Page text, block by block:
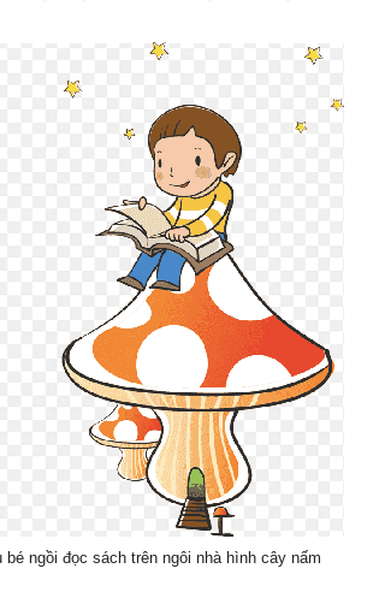
bé ngồi đọc sách trên ngôi nhà hình cây nấm